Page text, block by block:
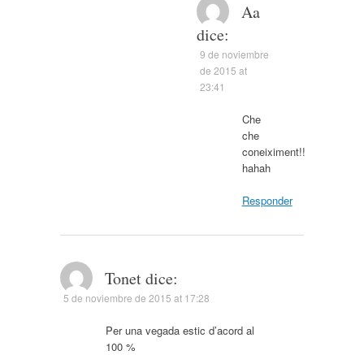
Aa
dice:
9 de noviembre
de 2015 at
23:41
Che
che
coneiximent!!
hahah
Responder
Tonet dice:
5 de noviembre de 2015 at 17:28
Per una vegada estic d’acord al
100 %